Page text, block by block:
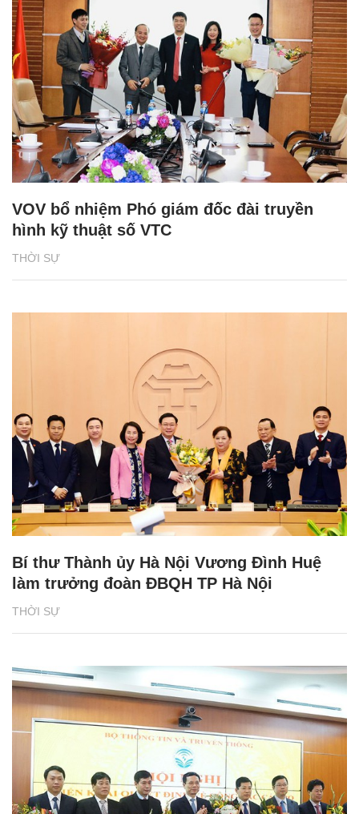
THỜI SỰ
VOV bổ nhiệm Phó giám đốc đài truyền
hình kỹ thuật số VTC
THỜI SỰ
Bí thư Thành ủy Hà Nội Vương Đình Huệ
làm trưởng đoàn ĐBQH TP Hà Nội